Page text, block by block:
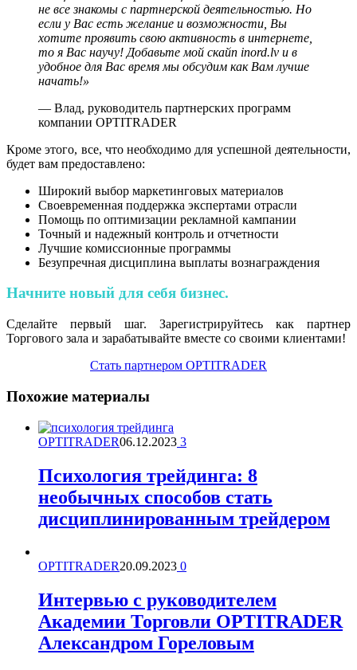
не все знакомы с партнерской деятельностью. Но
если у Вас есть желание и возможности, Вы
хотите проявить свою активность в интернете,
то я Вас научу! Добавьте мой скайп inord.lv и в
удобное для Вас время мы обсудим как Вам лучше
начать!»
— Влад, руководитель партнерских программ
компании OPTITRADER
Кроме этого, все, что необходимо для успешной деятельности,
будет вам предоставлено:
Широкий выбор маркетинговых материалов
Своевременная поддержка экспертами отрасли
Помощь по оптимизации рекламной кампании
Точный и надежный контроль и отчетности
Лучшие комиссионные программы
Безупречная дисциплина выплаты вознаграждения
Начните новый для себя бизнес.
Сделайте первый шаг. Зарегистрируйтесь как партнер
Торгового зала и зарабатывайте вместе со своими клиентами!
Стать партнером OPTITRADER
Похожие материалы
OPTITRADER06.12.2023 3
Психология трейдинга: 8
необычных способов стать
дисциплинированным трейдером
OPTITRADER20.09.2023 0
Интервью с руководителем
Академии Торговли OPTITRADER
Александром Гореловым